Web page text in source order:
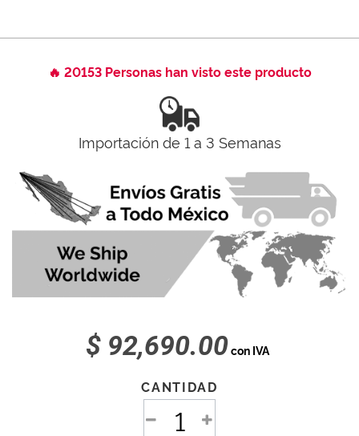
🔥 20153 Personas han visto este producto
Importación de 1 a 3 Semanas
$ 92,690.00con IVA
CANTIDAD